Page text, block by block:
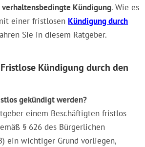
verhaltensbedingte Kündigung. Wie es
einer fristlosen Kündigung durch
Sie in diesem Ratgeber.
Kündigung durch den
gekündigt werden?
einem Beschäftigten fristlos
§ 626 des Bürgerlichen
ein wichtiger Grund vorliegen,